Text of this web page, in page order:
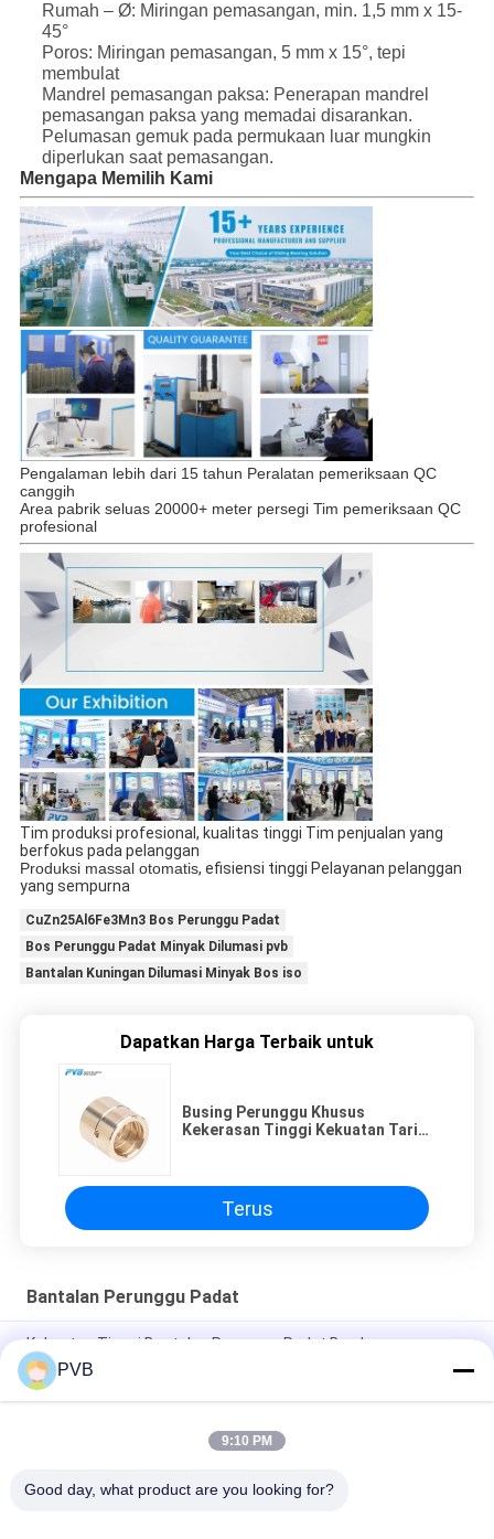
Rumah – Ø: Miringan pemasangan, min. 1,5 mm x 15-
45°
Poros: Miringan pemasangan, 5 mm x 15°, tepi
membulat
Mandrel pemasangan paksa: Penerapan mandrel
pemasangan paksa yang memadai disarankan.
Pelumasan gemuk pada permukaan luar mungkin
diperlukan saat pemasangan.
Mengapa Memilih Kami
Pengalaman lebih dari 15 tahun Peralatan pemeriksaan QC
canggih
Area pabrik seluas 20000+ meter persegi Tim pemeriksaan QC
profesional
Tim produksi profesional, kualitas tinggi Tim penjualan yang
berfokus pada pelanggan
Produksi massal otomatis, efisiensi tinggi Pelayanan pelanggan
yang sempurna
CuZn25Al6Fe3Mn3 Bos Perunggu Padat
Bos Perunggu Padat Minyak Dilumasi pvb
Bantalan Kuningan Dilumasi Minyak Bos iso
Dapatkan Harga Terbaik untuk
Busing Perunggu Khusus
Kekerasan Tinggi Kekuatan Tarik
Terus
Bantalan Perunggu Padat
Kekuatan Tinggi Bantalan Perunggu Padat Bos Lengan
Kuningan
Nikel Aluminium Solid Bronze Bearing CuAl10Ni5Fe5
Bantalan Perunggu Padat Gun Metal Bush Bearing Untuk
PVB
9:10 PM
Good day, what product are you looking for?